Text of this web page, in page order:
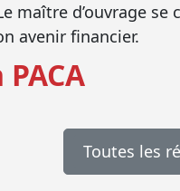
maître d’ouvrage
avenir financier.
Toutes les